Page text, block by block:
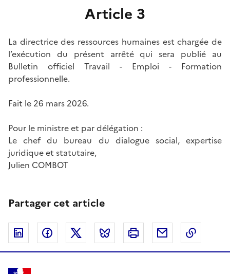
Article 3
La directrice des ressources humaines est chargée de
l’exécution du présent arrêté qui sera publié au
Bulletin officiel Travail - Emploi - Formation
professionnelle.
Fait le 26 mars 2026.
Pour le ministre et par délégation :
Le chef du bureau du dialogue social, expertise
juridique et statutaire,
Julien COMBOT
Partager cet article
Linkedin FacebookTwitter Bluesky Imprimer Courriel